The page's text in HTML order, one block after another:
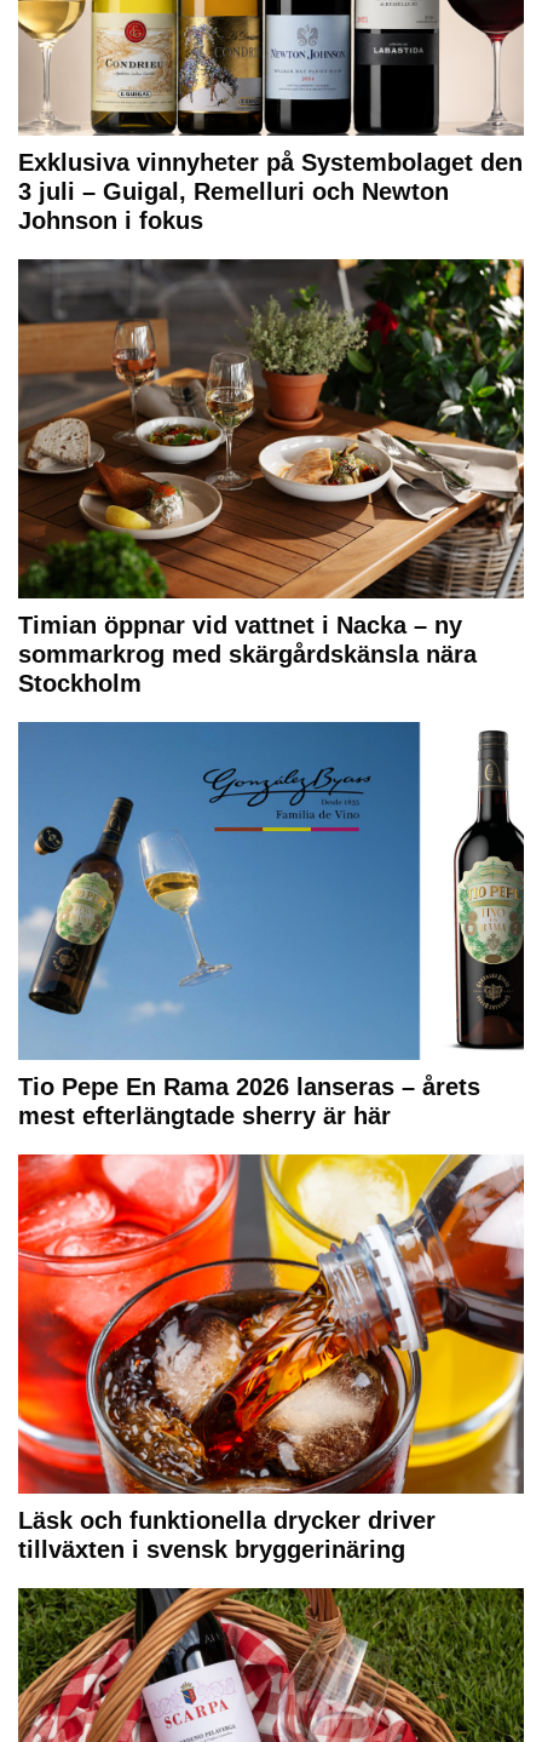
Exklusiva vinnyheter på Systembolaget den
3 juli – Guigal, Remelluri och Newton
Johnson i fokus
Timian öppnar vid vattnet i Nacka – ny
sommarkrog med skärgårdskänsla nära
Stockholm
Tio Pepe En Rama 2026 lanseras – årets
mest efterlängtade sherry är här
Läsk och funktionella drycker driver
tillväxten i svensk bryggerinäring